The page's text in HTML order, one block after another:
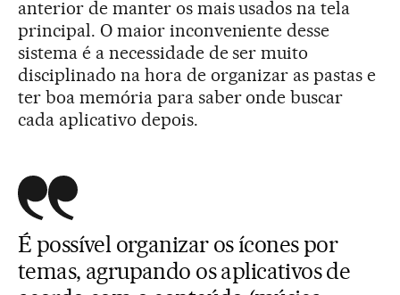
anterior de manter os mais usados na tela
principal. O maior inconveniente desse
sistema é a necessidade de ser muito
disciplinado na hora de organizar as pastas e
ter boa memória para saber onde buscar
cada aplicativo depois.
É possível organizar os ícones por
temas, agrupando os aplicativos de